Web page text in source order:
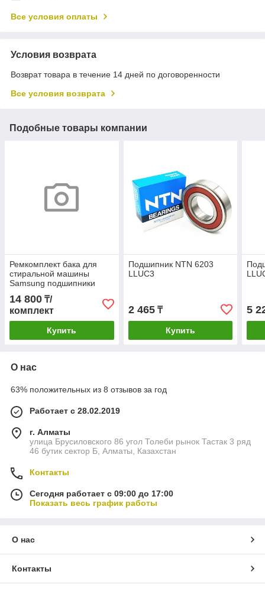
Все условия оплаты
Условия возврата
Возврат товара в течение 14 дней по договоренности
Все условия возврата
Подобные товары компании
Ремкомплект бака для
стиральной машины
Samsung подшипники
6206-6207, Сальник
35x75,55x10/12 со
смазкой ОРИГИНАЛ NTN
14 800 ₸/
комплект
Купить
Подшипник NTN 6203
LLUC3
2 465₸
Купить
5
О нас
63% положительных из 8 отзывов за год
Работает с 28.02.2019
г. Алматы
улица Брусиловского 86 угол Толеби рынок Тастак 3 ряд
46 бутик сектор Б, Алматы, Казахстан
Контакты
Сегодня работает с 09:00 до 17:00
Показать весь график работы
О нас
Контакты